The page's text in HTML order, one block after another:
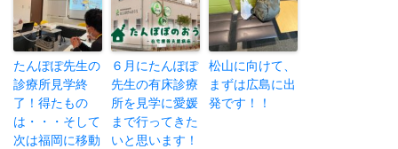
たんぽぽ先生の
診療所見学終
了！得たもの
は・・・そして
次は福岡に移動
６月にたんぽぽ
先生の有床診療
所を見学に愛媛
まで行ってきた
いと思います！
松山に向けて、
まずは広島に出
発です！！